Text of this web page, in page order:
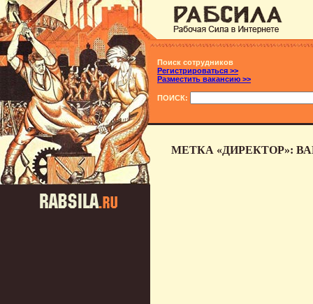
Поиск сотрудников
Регистрироваться >>
Разместить вакансию >>
ПОИСК:
МЕТКА «ДИРЕКТОР»: